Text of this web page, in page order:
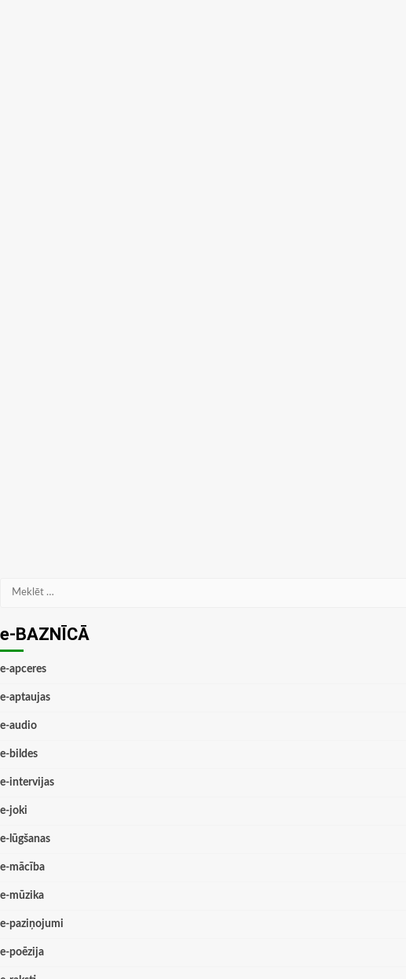
Meklēt:
e-BAZNĪCĀ
e-apceres
e-aptaujas
e-audio
e-bildes
e-intervijas
e-joki
e-lūgšanas
e-mācība
e-mūzika
e-paziņojumi
e-poēzija